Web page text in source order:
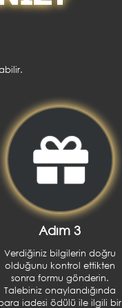
Adım 3
Verdiğiniz bilgilerin doğru
olduğunu kontrol ettikten
sonra formu gönderin.
Talebiniz onaylandığında
iadesi ödülü ile ilgili bir